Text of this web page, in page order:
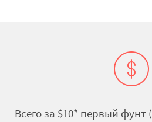
Всего за $10* первый фунт